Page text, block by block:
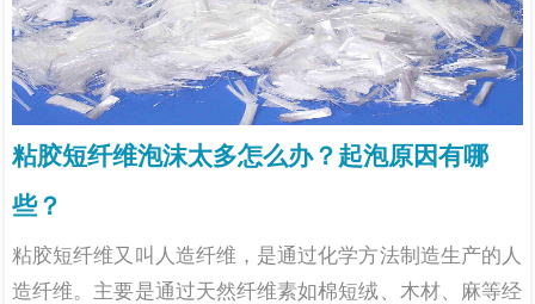
粘胶短纤维泡沫太多怎么办？起泡原因有哪
些？
粘胶短纤维又叫人造纤维，是通过化学方法制造生产的人
造纤维。主要是通过天然纤维素如棉短绒、木材、麻等经